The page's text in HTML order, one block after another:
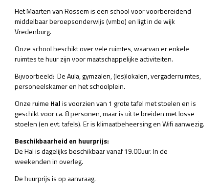
Het Maarten van Rossem is een school voor voorbereidend
middelbaar beroepsonderwijs (vmbo) en ligt in de wijk
Vredenburg.
Onze school beschikt over vele ruimtes, waarvan er enkele
ruimtes te huur zijn voor maatschappelijke activiteiten.
Bijvoorbeeld: De Aula, gymzalen, (les)lokalen, vergaderruimtes,
personeelskamer en het schoolplein.
Onze ruime Halis voorzien van 1 grote tafel met stoelen en is
geschikt voor ca. 8 personen, maar is uit te breiden met losse
stoelen (en evt. tafels). Er is klimaatbeheersing en Wifi aanwezig.
Beschikbaarheid en huurprijs:
De Hal is dagelijks beschikbaar vanaf 19.00uur. In de
weekenden in overleg.
De huurprijs is op aanvraag.